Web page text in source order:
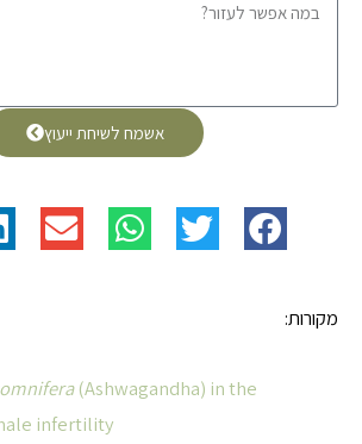
אשמח לשיחת ייעוץ
מקורות:
(Ashwagandha) in the
infertility